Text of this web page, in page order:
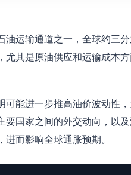
油运输通道之一，全球约三
尤其是原油供应和运输成本
可能进一步推高油价波动性
要国家之间的外交动向，以
而影响全球通胀预期。